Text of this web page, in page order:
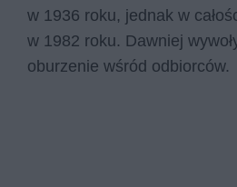
w 1936 roku, jednak w
w 1982 roku. Dawniej
oburzenie wśród odbiorców.